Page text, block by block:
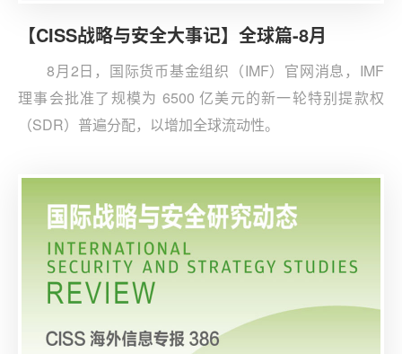
【CISS战略与安全大事记】全球篇-8月
8月2日，国际货币基金组织（IMF）官网消息，IMF
理事会批准了规模为 6500 亿美元的新一轮特别提款权
（SDR）普遍分配，以增加全球流动性。